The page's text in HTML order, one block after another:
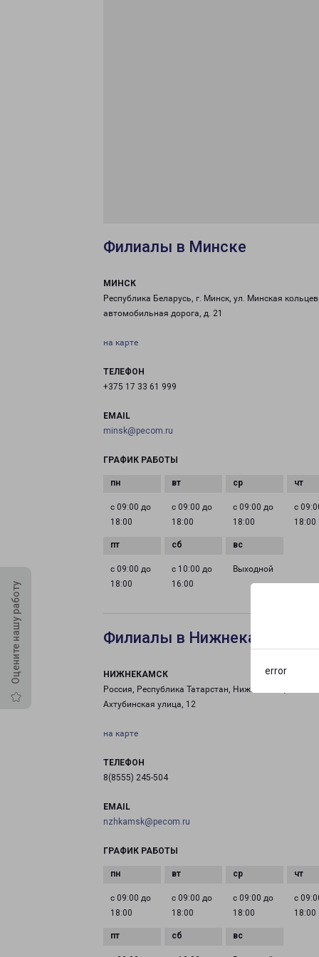
error
Оцените нашу работу
Филиалы в Минске
МИНСК
Республика Беларусь, г. Минск, ул. Минская
автомобильная дорога, д. 21
на карте
ТЕЛЕФОН
+375 17 33 61 999
EMAIL
minsk@pecom.ru
ГРАФИК РАБОТЫ
с 09:00 до
18:00
с 09:00 до
18:00
с 09:00 до
18:00
с
18:00
с 09:00 до
18:00
с 10:00 до
16:00
Выходной
Филиалы в Нижнекамске
НИЖНЕКАМСК
Россия, Республика Татарстан, Нижнекамск,
Ахтубинская улица, 12
на карте
ТЕЛЕФОН
8(8555) 245-504
EMAIL
nzhkamsk@pecom.ru
ГРАФИК РАБОТЫ
с 09:00 до
18:00
с 09:00 до
18:00
с 09:00 до
18:00
с
18:00